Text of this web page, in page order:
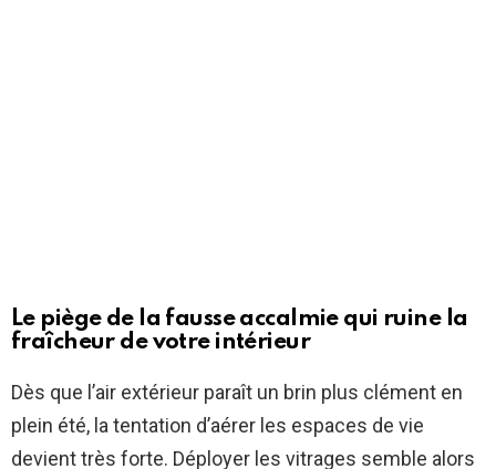
Le piège de la fausse accalmie qui ruine la
fraîcheur de votre intérieur
Dès que l’air extérieur paraît un brin plus clément en
plein été, la tentation d’aérer les espaces de vie
devient très forte. Déployer les vitrages semble alors